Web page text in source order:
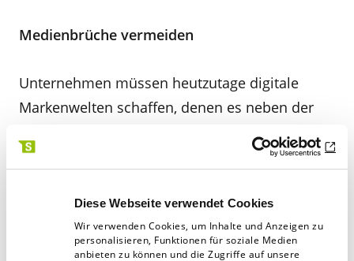
Diese Webseite verwendet Cookies
Wir verwenden Cookies, um Inhalte und Anzeigen zu
personalisieren, Funktionen für soziale Medien
anbieten zu können und die Zugriffe auf unsere
Medienbrüche vermeiden
Unternehmen müssen heutzutage digitale
Markenwelten schaffen, denen es neben der
Vermittlung von Produktfeatures gelingt,
Markenerlebnisse mit innovativen und
Dabei sollte es nicht zu Medienbrüchen
kommen und die Publikation stellt klar heraus:
„Online ist nicht gleich Mobile!“ Es sei ein